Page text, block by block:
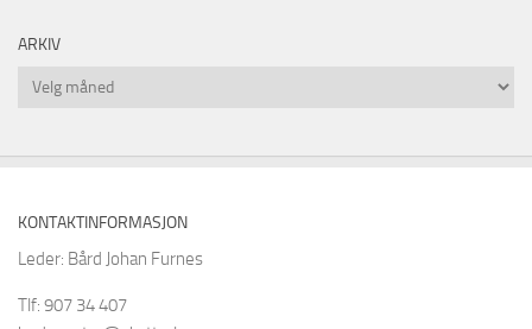
ARKIV
Arkiv
KONTAKTINFORMASJON
Leder: Bård Johan Furnes
Tlf: 907 34 407